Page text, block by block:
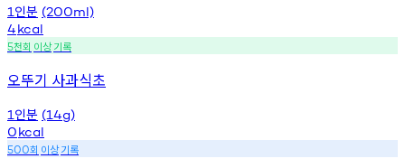
1 인분 (200ml)
4kcal
5천회 이상기록
오뚜기 사과식초
1 인분 (14g)
0kcal
500회 이상기록